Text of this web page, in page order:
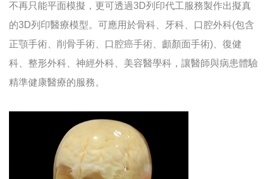
不再只能平面模擬，更可透過3D列印代工服務製作出擬真
的3D列印醫療模型。可應用於骨科、牙科、口腔外科(包含
正顎手術、削骨手術、口腔癌手術、顱顏面手術) 、復健
科、整形外科、神經外科、美容醫學科，讓醫師與病患體驗
精準健康醫療的服務。